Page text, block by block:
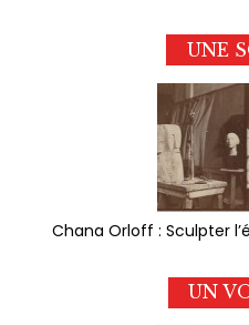
UNE
Chana Orloff : Sculpter
UN